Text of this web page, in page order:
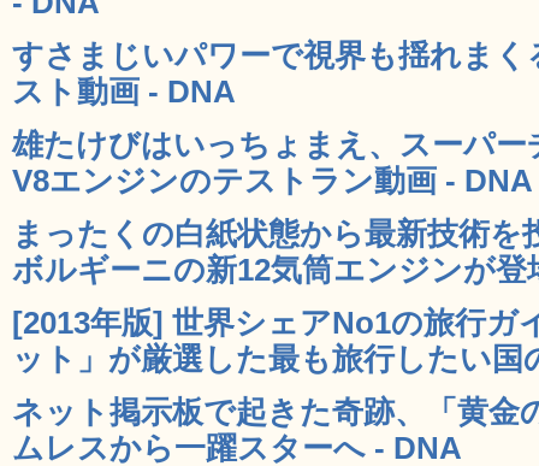
すさまじいパワーで視界も揺れま
スト動画 - DNA
雄たけびはいっちょまえ、スーパー
V8エンジンのテストラン動画 - DNA
まったくの白紙状態から最新技術
ボルギーニの新12気筒エンジンが登
[2013年版] 世界シェアNo1の旅行ガ
ット」が厳選した最も旅行したい
ネット掲示板で起きた奇跡、「黄金
ムレスから一躍スターへ - DNA